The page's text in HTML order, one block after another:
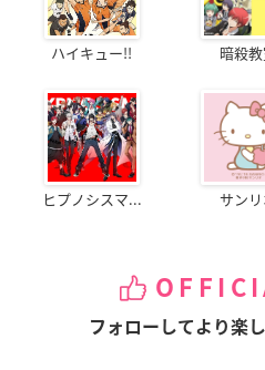
ハイキュー!! 暗殺
ヒプノシスマ... サン
フォローしてより楽